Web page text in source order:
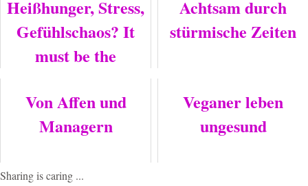
Heißhunger, Stress,
Gefühlschaos? It
must be the
Achtsam durch
stürmische Zeiten
Von Affen und
Managern
Veganer leben
ungesund
Sharing is caring ...